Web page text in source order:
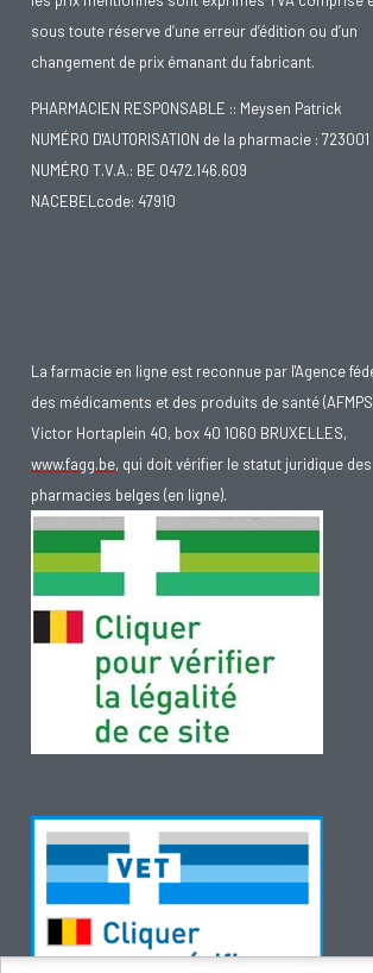
sous toute réserve d’une erreur d’édition ou d’un
changement de prix émanant du fabricant.
PHARMACIEN RESPONSABLE :: Meysen Patrick
NUMÉRO D'AUTORISATION de la pharmacie : 723001
NUMÉRO T.V.A.: BE 0472.146.609
NACEBELcode: 47910
La farmacie en ligne est reconnue par l'Agence
des médicaments et des produits de santé
Victor Hortaplein 40, box 40 1060 BRUXELLES,
www.fagg.be, qui doit vérifier le statut juridique des
pharmacies belges (en ligne).